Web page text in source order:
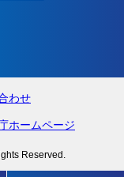
わせ
ホームページ
Reserved.